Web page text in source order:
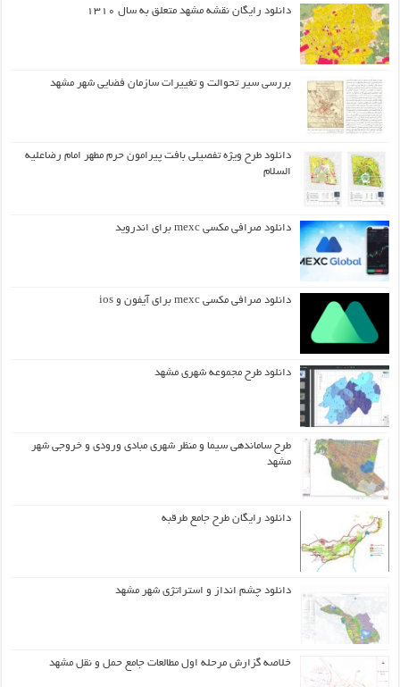
دانلود رایگان نقشه مشهد متعلق به سال ۱۳۱۰
بررسی سیر تحوالت و تغییرات سازمان فضایی شهر مشهد
دانلود طرح ويژه تفصيلي بافت پيرامون حرم مطهر امام رضاعليه
السلام
دانلود صرافی مکسی mexc برای اندروید
دانلود صرافی مکسی mexc برای آیفون و ios
دانلود طرح مجموعه شهری مشهد
طرح ساماندهی سیما و منظر شهری مبادی ورودی و خروجی شهر
مشهد
دانلود رایگان طرح جامع طرقبه
دانلود چشم انداز و استراتژی شهر مشهد
خلاصه گزارش مرحله اول مطالعات جامع حمل و نقل مشهد